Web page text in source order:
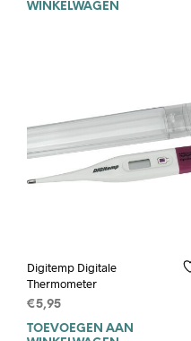
WINKELWAGEN
Digitemp Digitale
Thermometer
€5,95
TOEVOEGEN AAN